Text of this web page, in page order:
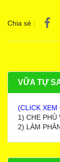
Chia sẻ :
VỮA TỰ
(CLICK XEM
1) CHE PHỦ
2) LÀM